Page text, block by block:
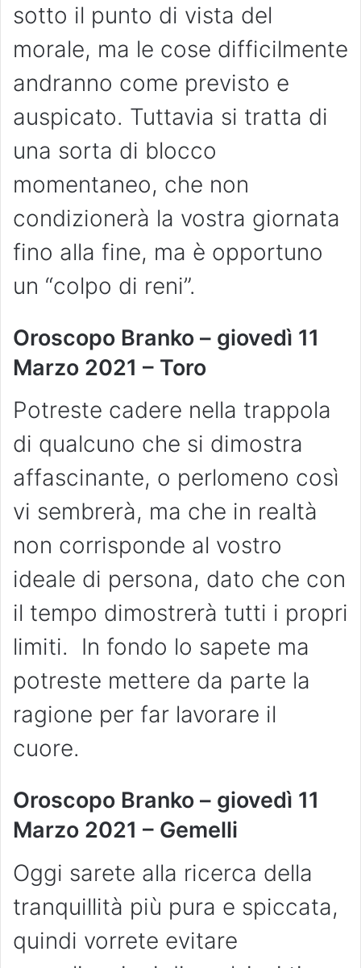
sotto il punto di vista del
morale, ma le cose difficilmente
andranno come previsto e
auspicato. Tuttavia si tratta di
una sorta di blocco
momentaneo, che non
condizionerà la vostra giornata
fino alla fine, ma è opportuno
un “colpo di reni”.
Oroscopo Branko – giovedì 11
Marzo 2021 – Toro
Potreste cadere nella trappola
di qualcuno che si dimostra
affascinante, o perlomeno così
vi sembrerà, ma che in realtà
non corrisponde al vostro
ideale di persona, dato che con
il tempo dimostrerà tutti i propri
limiti. In fondo lo sapete ma
potreste mettere da parte la
ragione per far lavorare il
cuore.
Oroscopo Branko – giovedì 11
Marzo 2021 – Gemelli
Oggi sarete alla ricerca della
tranquillità più pura e spiccata,
quindi vorrete evitare